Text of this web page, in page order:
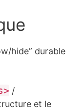
hide” durable
/
et le